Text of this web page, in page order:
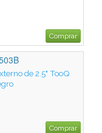
Comprar
de 2.5" TooQ
Comprar